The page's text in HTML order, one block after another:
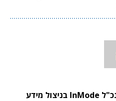
קרן Steel מאשימה את מנכ"ל InMode בניצול מידע